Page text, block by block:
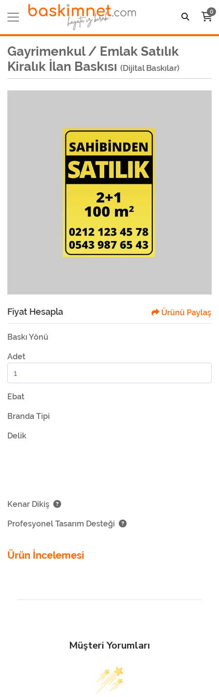
0
Gayrimenkul / Emlak Satılık
Kiralık İlan Baskısı (Dijital Baskılar)
Fiyat Hesapla Ürünü Paylaş
Baskı Yönü
Adet
Ebat
Branda Tipi
Delik
Kenar Dikiş
Profesyonel Tasarım Desteği
Ürün İncelemesi
Müşteri Yorumları